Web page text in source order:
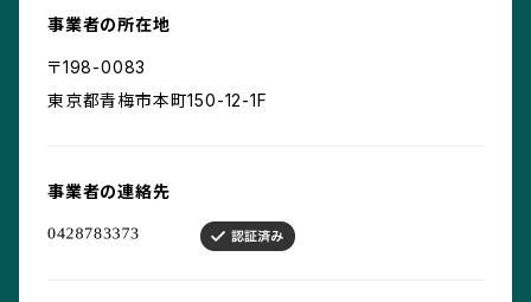
事業者の所在地
〒198-0083
東京都青梅市本町150-12-1F
事業者の連絡先